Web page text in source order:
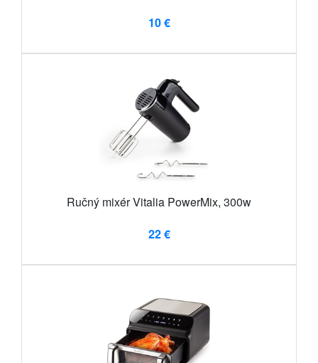
10 €
Ručný mixér Vitalia PowerMix, 300w
22 €